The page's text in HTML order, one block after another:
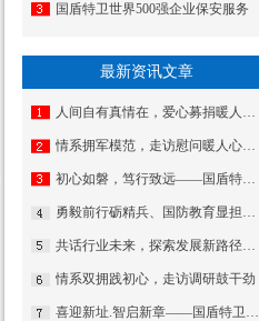
国盾特卫世界500强企业保安服务
最新资讯文章
人间自有真情在，爱心募捐暖人心——国盾特卫工会为因病致困顿员工发起募捐
情系拥军模范，走访慰问暖人心——佛山市退役军人事务局走访慰问我司董事长夏学树
初心如磐，笃行致远——国盾特卫保安服务集团2026新年贺词
勇毅前行砺精兵、国防教育显担当——热烈祝贺我公司代表队在“南海前哨”广东省第一届国防技能竞赛中斩获佳绩
共话行业未来，探索发展新路径——集团董事长夏学树率队应邀出席亚洲专业保安协会香港分会周年大会
情系双拥践初心，走访调研鼓干劲
喜迎新址.智启新章——国盾特卫焕新出发乔迁庆典安保数智运营调度中心启用揭牌仪式